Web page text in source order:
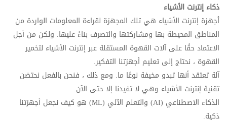
ذكاء إنترنت الأشياء
أجهزة إنترنت الأشياء هي تلك المجهزة لقراءة المعلومات الواردة من
المناطق المحيطة بها ومشاركتها والتصرف بناءً عليها. ولكن من أجل
الاعتماد حقًا على آلات القهوة المستقلة عبر إنترنت الأشياء لتخمير
القهوة ، نحتاج إلى تعليم أجهزتنا التفكير.
آلة تعتقد أنها تبدو مخيفة نوعًا ما. ومع ذلك ، فنحن بالفعل نحتضن
تقنية إنترنت الأشياء وهي لا تفيدنا إلا حتى الآن.
الذكاء الاصطناعي (AI) والتعلم الآلي (ML) هو كيف نجعل أجهزتنا
ذكية.